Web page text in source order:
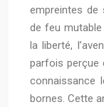
empreintes de
de feu mutable
la liberté,
parfois perçue
connaissance
bornes. Cette